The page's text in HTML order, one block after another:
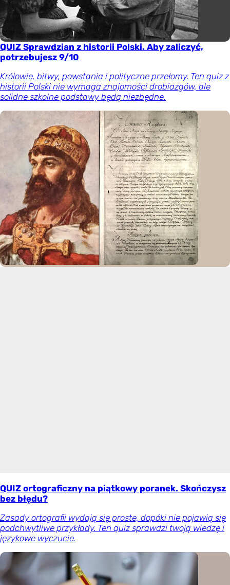
QUIZ Sprawdzian z historii Polski. Aby zaliczyć,
potrzebujesz 9/10
Królowie, bitwy, powstania i polityczne przełomy. Ten quiz z
historii Polski nie wymaga znajomości drobiazgów, ale
solidne szkolne podstawy będą niezbędne.
QUIZ ortograficzny na piątkowy poranek. Skończysz
bez błędu?
Zasady ortografii wydają się proste, dopóki nie pojawią się
podchwytliwe przykłady. Ten quiz sprawdzi twoją wiedzę i
językowe wyczucie.